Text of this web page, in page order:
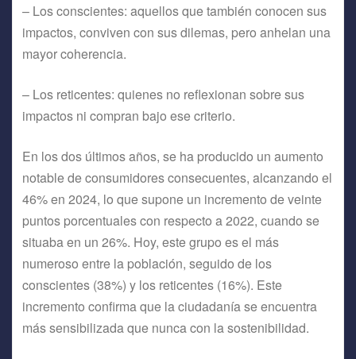
– Los conscientes: aquellos que también conocen sus
impactos, conviven con sus dilemas, pero anhelan una
mayor coherencia.
– Los reticentes: quienes no reflexionan sobre sus
impactos ni compran bajo ese criterio.
En los dos últimos años, se ha producido un aumento
notable de consumidores consecuentes, alcanzando el
46% en 2024, lo que supone un incremento de veinte
puntos porcentuales con respecto a 2022, cuando se
situaba en un 26%. Hoy, este grupo es el más
numeroso entre la población, seguido de los
conscientes (38%) y los reticentes (16%). Este
incremento confirma que la ciudadanía se encuentra
más sensibilizada que nunca con la sostenibilidad.